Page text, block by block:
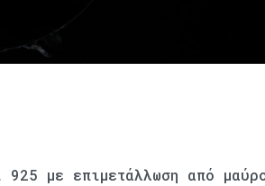
925 με επιμετάλλωση από